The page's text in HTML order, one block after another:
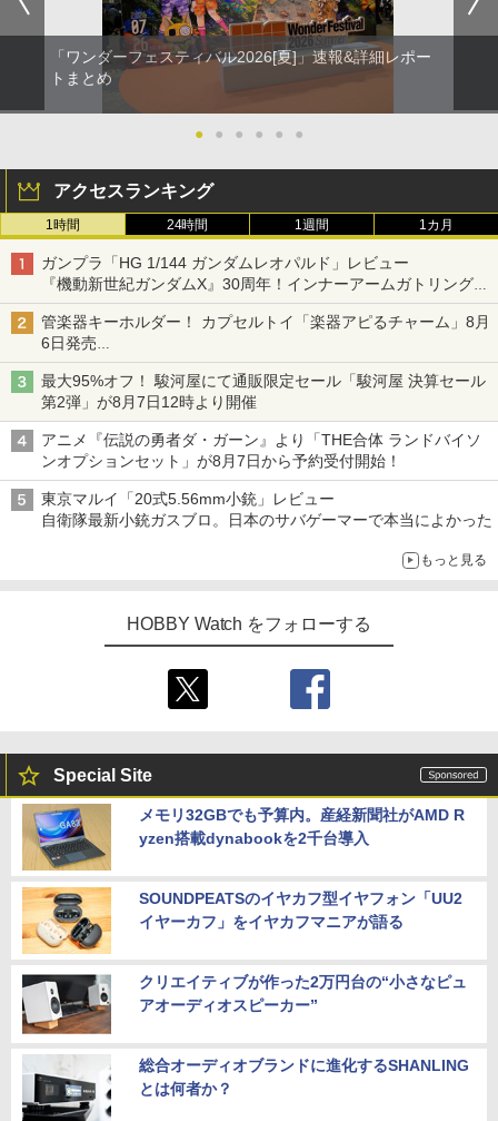
「ワンダーフェスティバル2026[夏]」速報&詳細レポー
トまとめ
● ● ● ● ● ●
アクセスランキング
1時間 24時間 1週間 1カ月
ガンプラ「HG 1/144 ガンダムレオパルド」レビュー
『機動新世紀ガンダムX』30周年！インナーアームガトリングの
変形機構まで再現し最新フォーマットでキット化！
管楽器キーホルダー！ カプセルトイ「楽器アピるチャーム」8月
6日発売
チューバ、テナサクなど5種各3色
最大95%オフ！ 駿河屋にて通販限定セール「駿河屋 決算セール
第2弾」が8月7日12時より開催
アニメ『伝説の勇者ダ・ガーン』より「THE合体 ランドバイソ
ンオプションセット」が8月7日から予約受付開始！
東京マルイ「20式5.56mm小銃」レビュー
自衛隊最新小銃ガスブロ。日本のサバゲーマーで本当によかった
もっと見る
HOBBY Watch をフォローする
Special Site
メモリ32GBでも予算内。産経新聞社がAMD R
yzen搭載dynabookを2千台導入
SOUNDPEATSのイヤカフ型イヤフォン「UU2
イヤーカフ」をイヤカフマニアが語る
クリエイティブが作った2万円台の“小さなピュ
アオーディオスピーカー”
総合オーディオブランドに進化するSHANLING
とは何者か？